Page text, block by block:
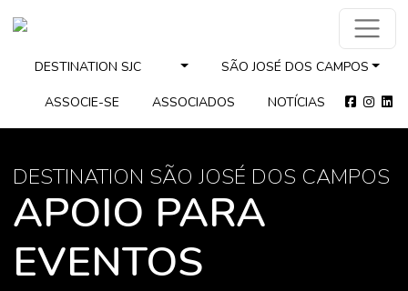
DESTINATION SJC SÃO JOSÉ DOS CAMPOS
ASSOCIE-SE ASSOCIADOS NOTÍCIAS
DESTINATION SÃO JOSÉ DOS CAMPOS
APOIO PARA
EVENTOS